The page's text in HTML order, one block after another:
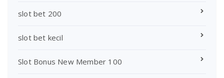
slot bet 200
slot bet kecil
Slot Bonus New Member 100